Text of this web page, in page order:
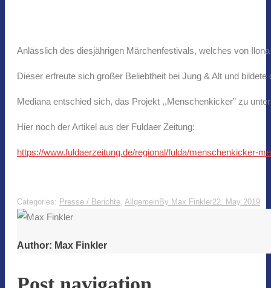
Anlässlich des diesjährigen Märchenfestivals, welches von
Dieser erfreute sich großer Beliebtheit bei Jung & Alt und
Mediana entschied sich, das Projekt ,,Menschenkicker” zu
Hier noch der Artikel aus der Fuldaer Zeitung:
https://www.fuldaerzeitung.de/regional/fulda/menschenkicker-
Categories: Presse / Berichte, AllgemeinBy Max Finkler22. May 2019
Author: Max Finkler